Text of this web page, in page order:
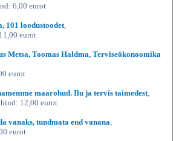
6,00 eurot
101 loodustoodet
eurot
Metsa, Toomas Haldma, Terviseökonoomika
eurot
maarohud. Ilu ja tervis taimedest
12,00 eurot
vanaks, tundmata end vanana
eurot